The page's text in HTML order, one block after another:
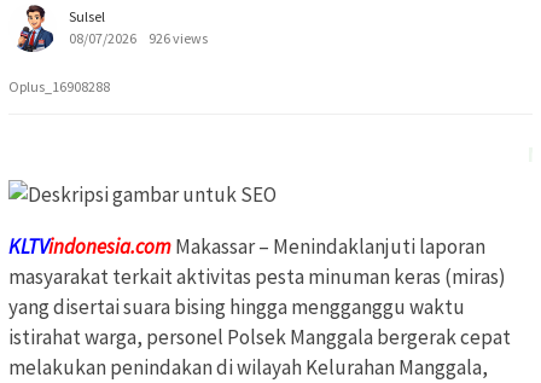
Sulsel
08/07/2026
926 views
Oplus_16908288
KLTVindonesia.comMakassar – Menindaklanjuti laporan
masyarakat terkait aktivitas pesta minuman keras (miras)
yang disertai suara bising hingga mengganggu waktu
istirahat warga, personel Polsek Manggala bergerak cepat
melakukan penindakan di wilayah Kelurahan Manggala,